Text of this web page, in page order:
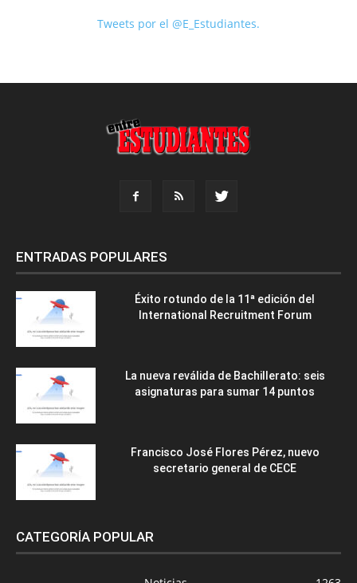
Tweets por el @E_Estudiantes.
ENTRADAS POPULARES
Éxito rotundo de la 11ª edición del
International Recruitment Forum
La nueva reválida de Bachillerato: seis
asignaturas para sumar 14 puntos
Francisco José Flores Pérez, nuevo
secretario general de CECE
CATEGORÍA POPULAR